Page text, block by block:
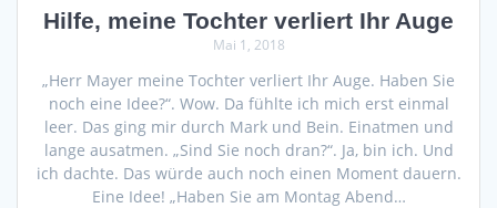
Hilfe, meine Tochter verliert Ihr Auge
Mai 1, 2018
„Herr Mayer meine Tochter verliert Ihr Auge. Haben Sie
noch eine Idee?“. Wow. Da fühlte ich mich erst einmal
leer. Das ging mir durch Mark und Bein. Einatmen und
lange ausatmen. „Sind Sie noch dran?“. Ja, bin ich. Und
ich dachte. Das würde auch noch einen Moment dauern.
Eine Idee! „Haben Sie am Montag Abend…